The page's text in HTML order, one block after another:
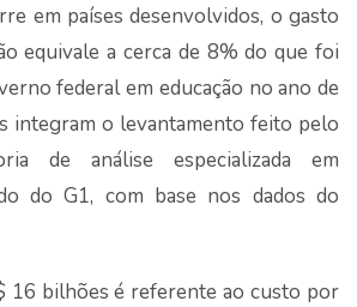
em países desenvolvidos, o gasto
equivale a cerca de 8% do que foi
federal em educação no ano de
integram o levantamento feito pelo
de análise especializada em
do G1, com base nos dados do
16 bilhões é referente ao custo por